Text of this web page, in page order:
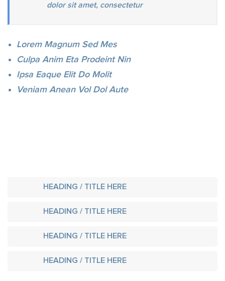
dolor sit amet, consectetur
Lorem Magnum Sed Mes
Culpa Anim Eta Prodeint Nin
Ipsa Eaque Elit Do Molit
Veniam Anean Vol Dol Aute
HEADING / TITLE HERE
HEADING / TITLE HERE
HEADING / TITLE HERE
HEADING / TITLE HERE